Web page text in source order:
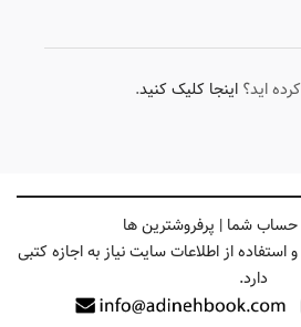
اید؟ اینجا کلیک کنید.
حساب شما | پرفروشترین ها
از اطلاعات سایت نیاز به اجازه کتبی
دارد.